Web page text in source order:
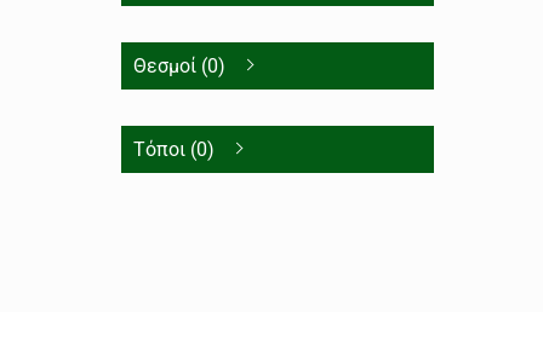
Θεσμοί (0)
Τόποι (0)